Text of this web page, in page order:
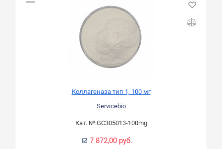
Коллагеназа тип 1, 100 мг
Servicebio
Кат. №:GC305013-100mg
7 872,00 руб.